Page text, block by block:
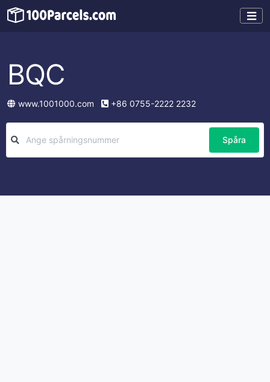
BQC
www.1001000.com +86 0755-2222 2232
Spåra